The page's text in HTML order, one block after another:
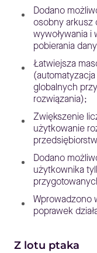
Dodano
osobny arkusz
wywoływania i
pobierania
Łatwiejsza
globalnych
rozwiązania);
Zwiększenie
użytkowanie
Dodano
użytkownika
Wprowadzono
poprawek
Z lotu ptaka